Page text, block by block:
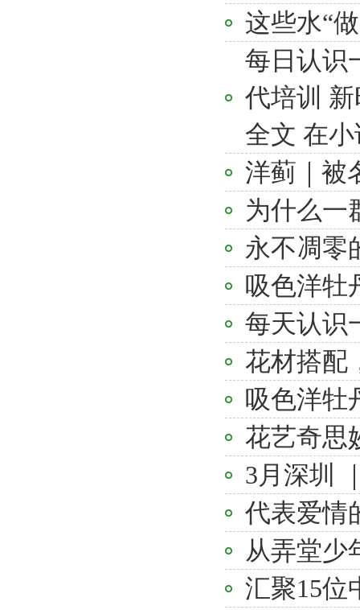
这些水“
每日认识
代培训 新
全文 在
洋蓟｜被
为什么一
永不凋零
吸色洋牡
每天认识
花材搭配
吸色洋牡
花艺奇思
3月深圳
代表爱情
从弄堂少
汇聚15位